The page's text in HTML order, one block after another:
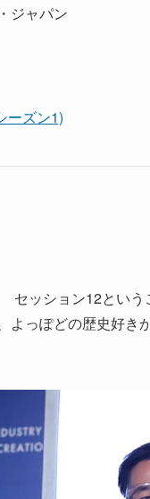
ジャパン
ーズン1)
セッション12という
よっぽどの歴史好